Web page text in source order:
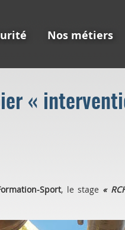
Nos métiers
«
Sport, le stage «